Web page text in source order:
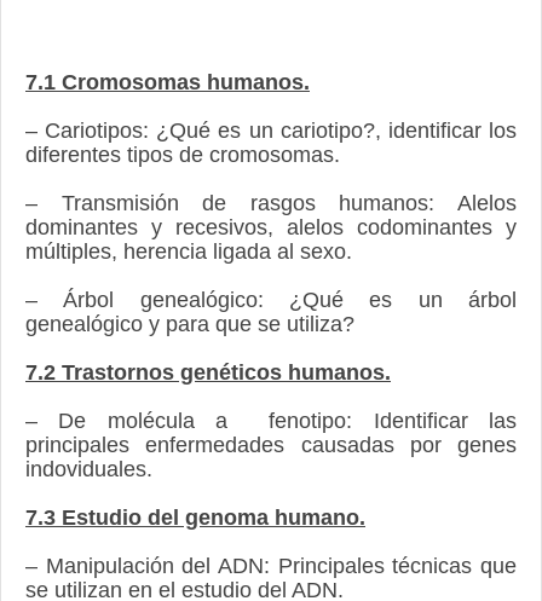
7.1 Cromosomas humanos.
– Cariotipos: ¿Qué es un cariotipo?, identificar los
diferentes tipos de cromosomas.
– Transmisión de rasgos humanos: Alelos
dominantes y recesivos, alelos codominantes y
múltiples, herencia ligada al sexo.
– Árbol genealógico: ¿Qué es un árbol
genealógico y para que se utiliza?
7.2 Trastornos genéticos humanos.
– De molécula a fenotipo: Identificar las
principales enfermedades causadas por genes
indoviduales.
7.3 Estudio del genoma humano.
– Manipulación del ADN: Principales técnicas que
se utilizan en el estudio del ADN.